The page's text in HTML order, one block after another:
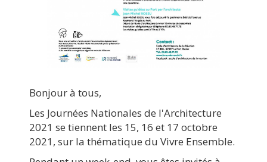
Bonjour à tous,
Les Journées Nationales de l'Architecture
2021 se tiennent les 15, 16 et 17 octobre
2021, sur la thématique du Vivre Ensemble.